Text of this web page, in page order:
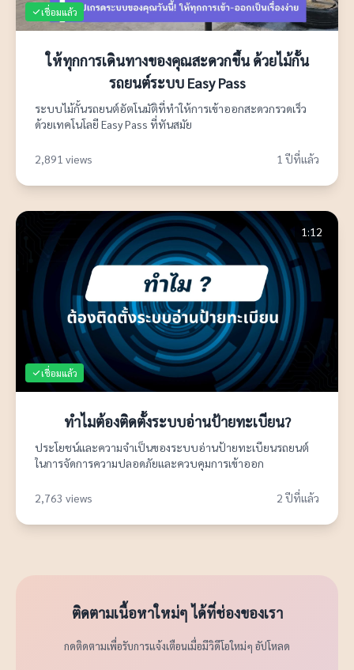
เชื่อมแล้ว
ให้ทุกการเดินทางของคุณสะดวกขึ้น ด้วยไม้กั้น
รถยนต์ระบบ Easy Pass
ระบบไม้กั้นรถยนต์อัตโนมัติที่ทำให้การเข้าออกสะดวกรวดเร็ว
ด้วยเทคโนโลยี Easy Pass ที่ทันสมัย
2,891 views 1 ปีที่แล้ว
1:12
เชื่อมแล้ว
ทำไมต้องติดตั้งระบบอ่านป้ายทะเบียน?
ประโยชน์และความจำเป็นของระบบอ่านป้ายทะเบียนรถยนต์
ในการจัดการความปลอดภัยและควบคุมการเข้าออก
2,763 views 2 ปีที่แล้ว
ติดตามเนื้อหาใหม่ๆ ได้ที่ช่องของเรา
กดติดตามเพื่อรับการแจ้งเตือนเมื่อมีวิดีโอใหม่ๆ อัปโหลด